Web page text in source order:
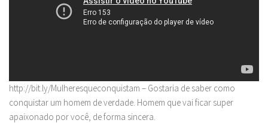
http://bit.ly/Mulheresqueconquistam – Gostaria de saber como
conquistar um homem de verdade. Homem que vai ficar super
apaixonado por você, de forma sincera.